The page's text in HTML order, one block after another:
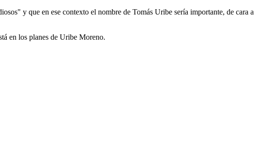
y que en ese contexto el nombre de Tomás Uribe sería importante, de cara a
en los planes de Uribe Moreno.